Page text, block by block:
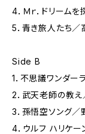
4．Ｍｒ．ドリーム
5．青き旅人たち／
Side B
1．不思議ワンダー
2．武天老師の教
3．孫悟空ソング
4．ウルフ ハリケ